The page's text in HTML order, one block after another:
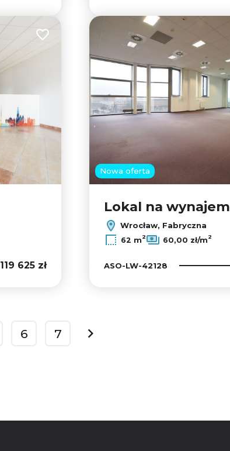
Dodaj do ulubionych
119 625 zł
Nowa oferta
Lokal na wynajem
Wrocław, Fabryczna
62 m2 60,00 zł/m2
ASO-LW-42128
6 7
next